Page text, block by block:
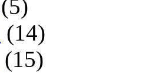
(5)
(14)
(15)